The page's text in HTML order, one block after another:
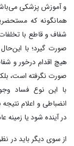
و آموزش پزشکی
همانگونه که
شفاف و قاطع با
صورت گیرد؛ با
هیچ اقدام درخور و
صورت نگرفته است،
با این نوع فساد
انضباطی و اعلام
در آینده شود یا
از سوی دیگر باید